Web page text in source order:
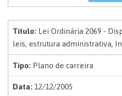
Título:Lei Ordinária 2069 -
leis, estrutura administrativa,
Tipo:Plano de carreira
Data:12/12/2005